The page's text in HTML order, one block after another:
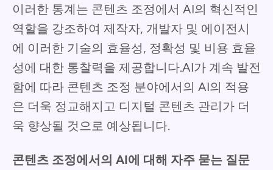
이러한 통계는 콘텐츠 조정에서 AI의 혁신적인
역할을 강조하여 제작자, 개발자 및 에이전시
에 이러한 기술의 효율성, 정확성 및 비용 효율
성에 대한 통찰력을 제공합니다.AI가 계속 발전
함에 따라 콘텐츠 조정 분야에서의 AI의 적용
은 더욱 정교해지고 디지털 콘텐츠 관리가 더
욱 향상될 것으로 예상됩니다.
콘텐츠 조정에서의 AI에 대해 자주 묻는 질문